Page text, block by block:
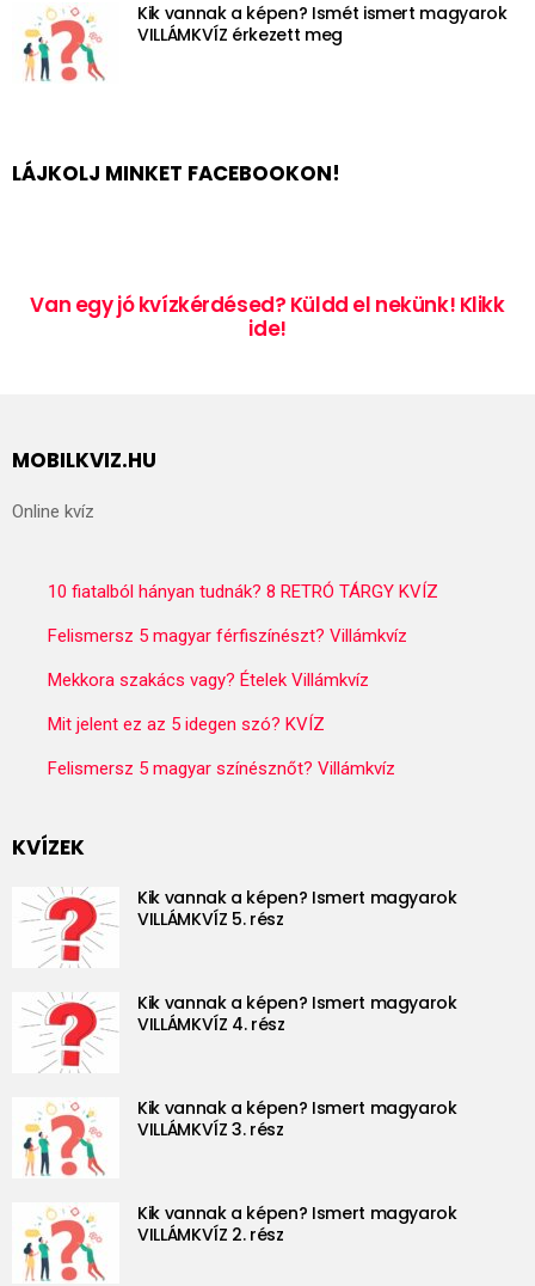
Kik vannak a képen? Ismét ismert magyarok
VILLÁMKVÍZ érkezett meg
LÁJKOLJ MINKET FACEBOOKON!
Van egy jó kvízkérdésed? Küldd el nekünk! Klikk
ide!
MOBILKVIZ.HU
Online kvíz
10 fiatalból hányan tudnák? 8 RETRÓ TÁRGY KVÍZ
Felismersz 5 magyar férfiszínészt? Villámkvíz
Mekkora szakács vagy? Ételek Villámkvíz
Mit jelent ez az 5 idegen szó? KVÍZ
Felismersz 5 magyar színésznőt? Villámkvíz
KVÍZEK
Kik vannak a képen? Ismert magyarok
VILLÁMKVÍZ 5. rész
Kik vannak a képen? Ismert magyarok
VILLÁMKVÍZ 4. rész
Kik vannak a képen? Ismert magyarok
VILLÁMKVÍZ 3. rész
Kik vannak a képen? Ismert magyarok
VILLÁMKVÍZ 2. rész